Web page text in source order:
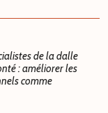
de la dalle
: améliorer les
comme